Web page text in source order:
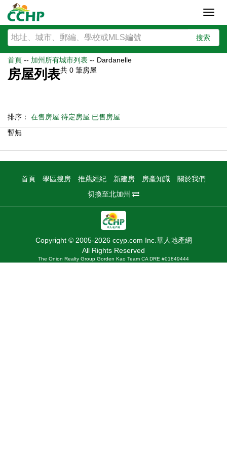
搜索
首頁 -- 加州所有城市列表 -- Dardanelle
房屋列表共 0 筆房屋
排序： 在售房屋 待定房屋 已售房屋
暫無
首頁 學區搜房 推薦經紀 新建房 房產知識
關於我們
切換至北加州
Copyright © 2005-2026 ccyp.com Inc.華人地產網
All Rights Reserved
The Onion Realty Group Gorden Kao Team CA DRE #01849444